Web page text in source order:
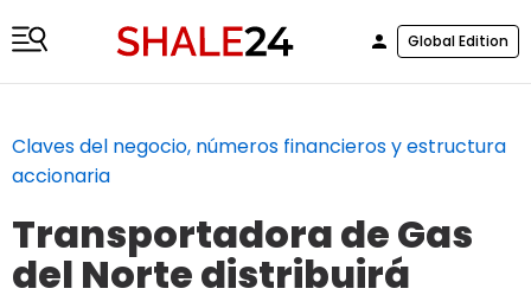
Global Edition
Claves del negocio, números financieros y estructura
accionaria
Transportadora de Gas
del Norte distribuirá